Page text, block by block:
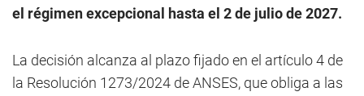
el régimen excepcional hasta el 2 de julio de 2027.
La decisión alcanza al plazo fijado en el artículo 4 de
la Resolución 1273/2024 de ANSES, que obliga a las